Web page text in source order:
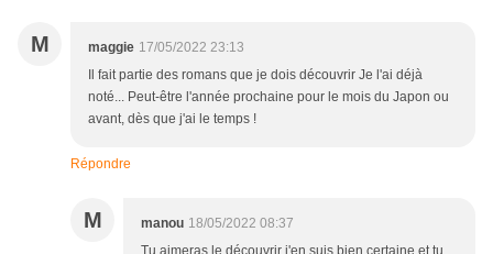
M maggie 17/05/2022 23:13
Il fait partie des romans que je dois découvrir Je l'ai déjà
noté... Peut-être l'année prochaine pour le mois du Japon ou
avant, dès que j'ai le temps !
Répondre
M manou 18/05/2022 08:37
Tu aimeras le découvrir j'en suis bien certaine et tu